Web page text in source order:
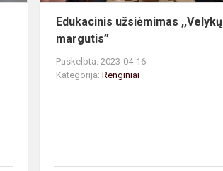
Edukacinis užsiėmimas ,,Velykų
margutis”
Paskelbta: 2023-04-16
Kategorija:Renginiai